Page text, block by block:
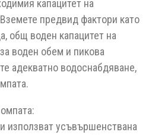
капацитет на
предвид фактори като
общ воден капацитет на
воден обем и пикова
адекватно водоснабдяване,
използват усъвършенствана